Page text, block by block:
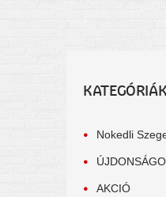
KATEGÓRIÁK
Nokedli
AKCIÓ